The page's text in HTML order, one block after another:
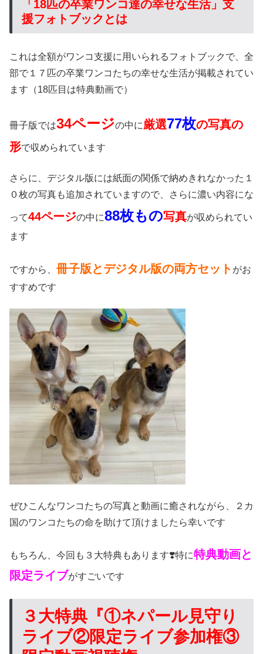
「18匹の卒業ワンコ達の幸せな生活」支
援フォトブックとは
これは全額がワンコ支援に用いられるフォトブックで、全
部で１７匹の卒業ワンコたちの幸せな生活が掲載されてい
ます（18匹目は特典動画で）
冊子版では34ページの中に厳選77枚の写真の
形で収められています
さらに、デジタル版には紙面の関係で納めきれなかった１
０枚の写真も追加されていますので、さらに濃い内容にな
って44ページの中に88枚もの写真が収められてい
ます
ですから、 冊子版とデジタル版の両方セット がお
すすめです
ぜひこんなワンコたちの写真と動画に癒されながら、２カ
国のワンコたちの命を助けて頂けましたら幸いです
もちろん、今回も３大特典もあります❣️特に特典動画と
限定ライブがすごいです
３大特典『①ネパール見守り
ライブ②限定ライブ参加権③